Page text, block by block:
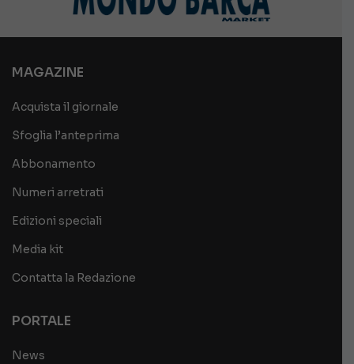
MAGAZINE
Acquista il giornale
Sfoglia l’anteprima
Abbonamento
Numeri arretrati
Edizioni speciali
Media kit
Contatta la Redazione
PORTALE
News